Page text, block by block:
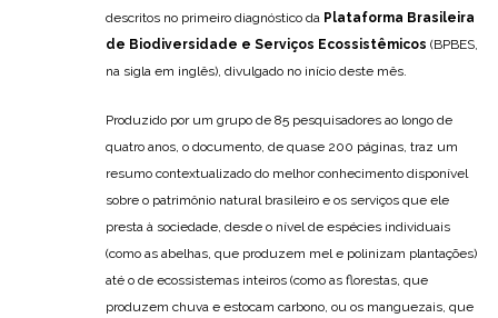
descritos no primeiro diagnóstico da Plataforma Brasileira
de Biodiversidade e Serviços Ecossistêmicos (BPBES,
na sigla em inglês), divulgado no início deste mês.
Produzido por um grupo de 85 pesquisadores ao longo de
quatro anos, o documento, de quase 200 páginas, traz um
resumo contextualizado do melhor conhecimento disponível
sobre o patrimônio natural brasileiro e os serviços que ele
presta à sociedade, desde o nível de espécies individuais
(como as abelhas, que produzem mel e polinizam plantações)
até o de ecossistemas inteiros (como as florestas, que
produzem chuva e estocam carbono, ou os manguezais, que